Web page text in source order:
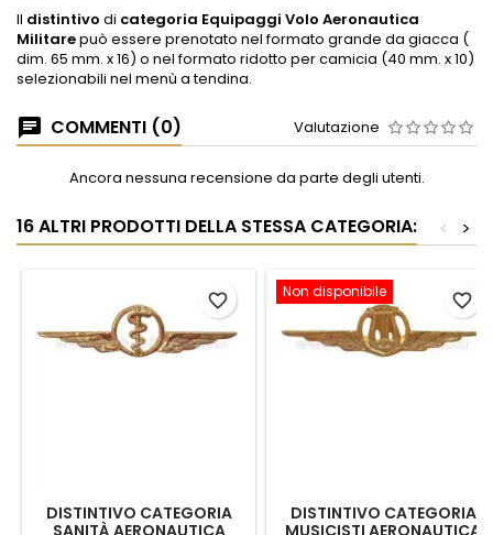
Il distintivo di categoria Equipaggi Volo Aeronautica
Militarepuò essere prenotato nel formato grande da giacca (
dim. 65 mm. x 16) o nel formato ridotto per camicia (40 mm. x 10)
selezionabili nel menù a tendina.
COMMENTI (0) Valutazione
Ancora nessuna recensione da parte degli utenti.
16 ALTRI PRODOTTI DELLA STESSA CATEGORIA: >
<
DISTINTIVO CATEGORIA
SANITÀ AERONAUTICA
favorite_border Non disponibile
DISTINTIVO CATEGORIA
MUSICISTI AERONAUTICA
favorite_border